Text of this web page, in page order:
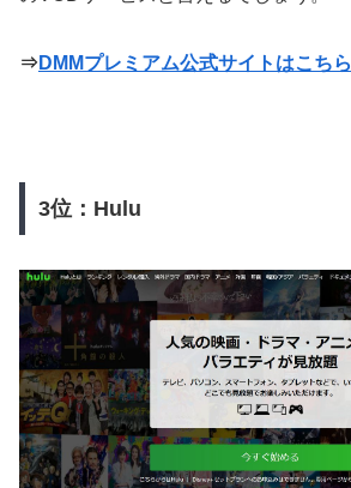
⇒ DMMプレミアム公式サイトはこちら
3位：Hulu